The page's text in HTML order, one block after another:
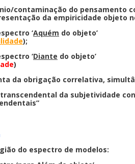
contaminação do pensamento
da empiricidade objeto
‘Aquém do objeto’
);
‘Diante do objeto’
)
da obrigação correlativa,
da subjetividade
do espectro de modelos: